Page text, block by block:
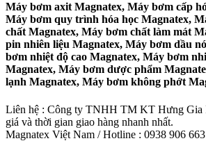
Máy bơm axit Magnatex, Máy bơm cấp
Máy bơm quy trình hóa học Magnatex,
chất Magnatex, Máy bơm chất làm mát
pin nhiên liệu Magnatex, Máy bơm dầu
bơm nhiệt độ cao Magnatex, Máy bơm
Magnatex, Máy bơm dược phẩm
lạnh Magnatex, Máy bơm không phớt
Liên hệ : Công ty TNHH TM KT Hưng Gia
giá và thời gian giao hàng nhanh nhất.
Magnatex Việt Nam / Hotline : 0938 906 663